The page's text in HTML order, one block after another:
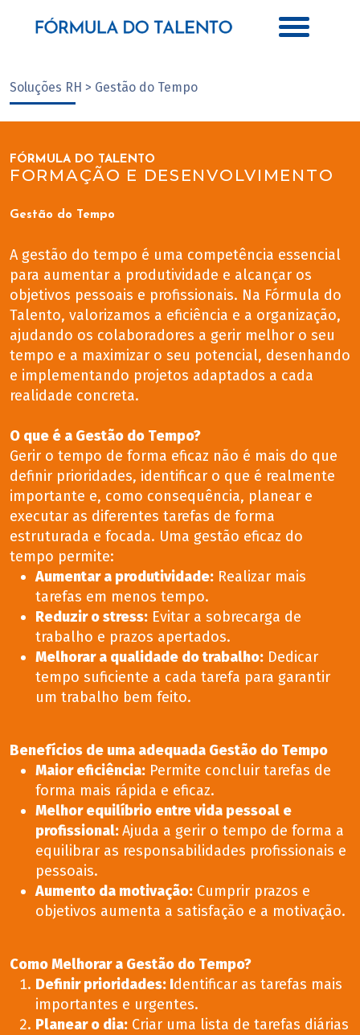
Soluções RH > Gestão do Tempo
FÓRMULA DO TALENTO
FORMAÇÃO E DESENVOLVIMENTO
Gestão do Tempo
A gestão do tempo é uma competência essencial
para aumentar a produtividade e alcançar os
objetivos pessoais e profissionais. Na Fórmula do
Talento, valorizamos a eficiência e a organização,
ajudando os colaboradores a gerir melhor o seu
tempo e a maximizar o seu potencial, desenhando
e implementando projetos adaptados a cada
realidade concreta.
O que é a Gestão do Tempo?
Gerir o tempo de forma eficaz não é mais do que
definir prioridades, identificar o que é realmente
importante e, como consequência, planear e
executar as diferentes tarefas de forma
estruturada e focada. Uma gestão eficaz do
tempo permite:
Aumentar a produtividade: Realizar mais
tarefas em menos tempo.
Reduzir o stress: Evitar a sobrecarga de
trabalho e prazos apertados.
Melhorar a qualidade do trabalho: Dedicar
tempo suficiente a cada tarefa para garantir
um trabalho bem feito.
Benefícios de uma adequada Gestão do Tempo
Maior eficiência: Permite concluir tarefas de
forma mais rápida e eficaz.
Melhor equilíbrio entre vida pessoal e
profissional:Ajuda a gerir o tempo de forma a
equilibrar as responsabilidades profissionais e
pessoais.
Aumento da motivação: Cumprir prazos e
objetivos aumenta a satisfação e a motivação.
Como Melhorar a Gestão do Tempo?
Definir prioridades: Identificar as tarefas mais
importantes e urgentes.
Planear o dia: Criar uma lista de tarefas diárias